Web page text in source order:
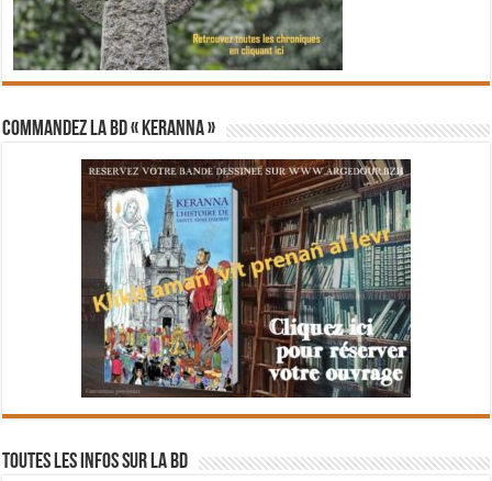
Commandez la BD « Keranna »
Toutes les infos sur la BD